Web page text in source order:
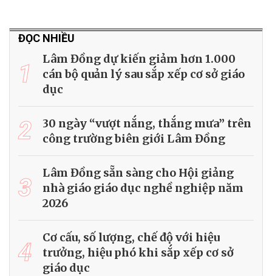
ĐỌC NHIỀU
1
Lâm Đồng dự kiến giảm hơn 1.000
cán bộ quản lý sau sắp xếp cơ sở giáo
dục
2
30 ngày “vượt nắng, thắng mưa” trên
công trường biên giới Lâm Đồng
3
Lâm Đồng sẵn sàng cho Hội giảng
nhà giáo giáo dục nghề nghiệp năm
2026
4
Cơ cấu, số lượng, chế độ với hiệu
trưởng, hiệu phó khi sắp xếp cơ sở
giáo dục